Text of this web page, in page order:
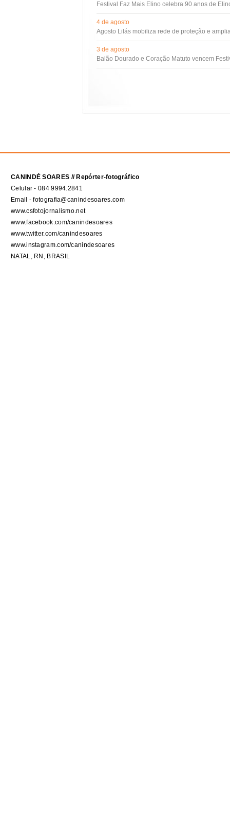
Festival Faz Mais Elino celebra 90 anos de
4 de agosto
Agosto Lilás mobiliza rede de proteção e
3 de agosto
Balão Dourado e Coração Matuto vencem
CANINDÉ SOARES // Repórter-fotográfico
Celular - 084 9994.2841
Email - fotografia@canindesoares.com
www.csfotojornalismo.net
www.facebook.com/canindesoares
www.twitter.com/canindesoares
www.instagram.com/canindesoares
NATAL, RN, BRASIL